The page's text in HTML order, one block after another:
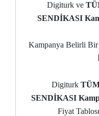
Digiturk ve
SENDİKASI
Kampanya Belirli
Digiturk
SENDİKASI
Fiyat